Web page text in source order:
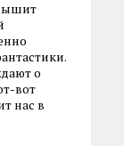
о
вот
нас в